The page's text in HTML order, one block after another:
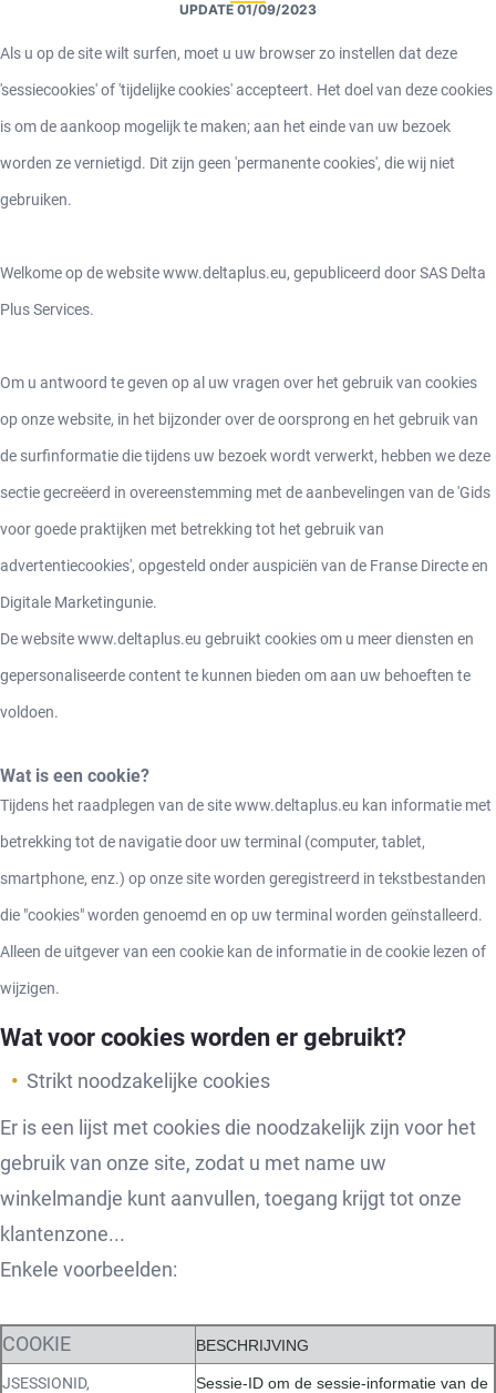
UPDATE 01/09/2023
Als u op de site wilt surfen, moet u uw browser zo instellen dat deze
'sessiecookies' of 'tijdelijke cookies' accepteert. Het doel van deze cookies
is om de aankoop mogelijk te maken; aan het einde van uw bezoek
worden ze vernietigd. Dit zijn geen 'permanente cookies', die wij niet
gebruiken.
Welkome op de website www.deltaplus.eu, gepubliceerd door SAS Delta
Plus Services.
Om u antwoord te geven op al uw vragen over het gebruik van cookies
op onze website, in het bijzonder over de oorsprong en het gebruik van
de surfinformatie die tijdens uw bezoek wordt verwerkt, hebben we deze
sectie gecreëerd in overeenstemming met de aanbevelingen van de 'Gids
voor goede praktijken met betrekking tot het gebruik van
advertentiecookies', opgesteld onder auspiciën van de Franse Directe en
Digitale Marketingunie.
De website www.deltaplus.eu gebruikt cookies om u meer diensten en
gepersonaliseerde content te kunnen bieden om aan uw behoeften te
voldoen.
Wat is een cookie?
Tijdens het raadplegen van de site www.deltaplus.eu kan informatie met
betrekking tot de navigatie door uw terminal (computer, tablet,
smartphone, enz.) op onze site worden geregistreerd in tekstbestanden
die "cookies" worden genoemd en op uw terminal worden geïnstalleerd.
Alleen de uitgever van een cookie kan de informatie in de cookie lezen of
wijzigen.
Wat voor cookies worden er gebruikt?
Strikt noodzakelijke cookies
Er is een lijst met cookies die noodzakelijk zijn voor het
gebruik van onze site, zodat u met name uw
winkelmandje kunt aanvullen, toegang krijgt tot onze
klantenzone...
Enkele voorbeelden:
COOKIE BESCHRIJVING
JSESSIONID, Sessie-ID om de sessie-informatie van de